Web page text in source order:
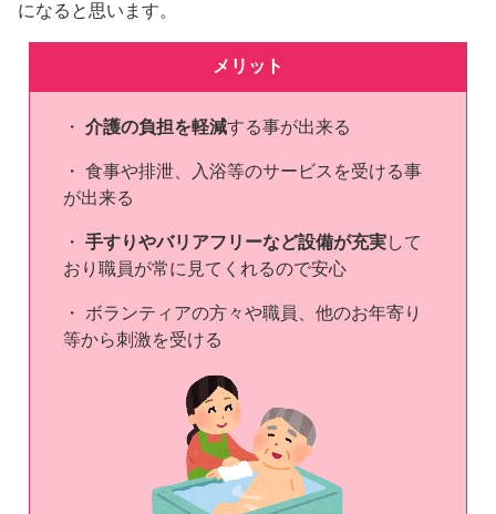
になると思います。
メリット
・ 介護の負担を軽減する事が出来る
・ 食事や排泄、入浴等のサービスを受ける事
が出来る
・ 手すりやバリアフリーなど設備が充実して
おり職員が常に見てくれるので安心
・ ボランティアの方々や職員、他のお年寄り
等から刺激を受ける